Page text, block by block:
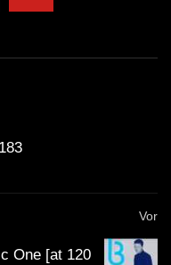
Vor
One [at 120